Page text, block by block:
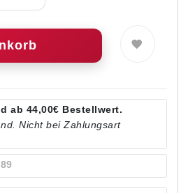
ab 44,00€ Bestellwert.
Nicht bei Zahlungsart